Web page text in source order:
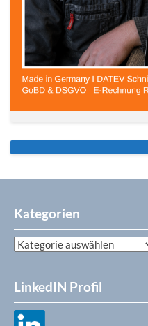
Kategorien
Kategorien
LinkedIN Profil